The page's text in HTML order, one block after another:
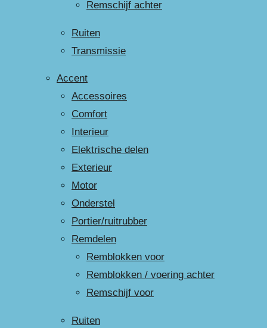
Remschijf achter
Ruiten
Transmissie
Accent
Accessoires
Comfort
Interieur
Elektrische delen
Exterieur
Motor
Onderstel
Portier/ruitrubber
Remdelen
Remblokken voor
Remblokken / voering achter
Remschijf voor
Ruiten